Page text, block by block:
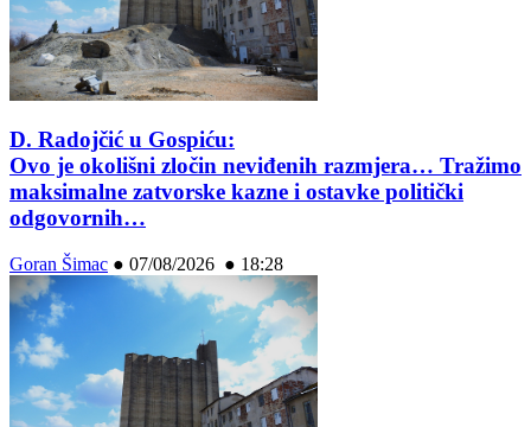
D. Radojčić u Gospiću:
Ovo je okolišni zločin neviđenih razmjera… Tražimo
maksimalne zatvorske kazne i ostavke politički
odgovornih…
Goran Šimac ● 07/08/2026 ● 18:28